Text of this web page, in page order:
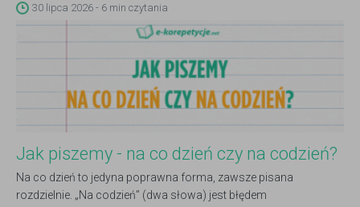
30 lipca 2026 - 6 min czytania
Jak piszemy - na co dzień czy na codzień?
Na co dzień to jedyna poprawna forma, zawsze pisana
rozdzielnie. „Na codzień” (dwa słowa) jest błędem